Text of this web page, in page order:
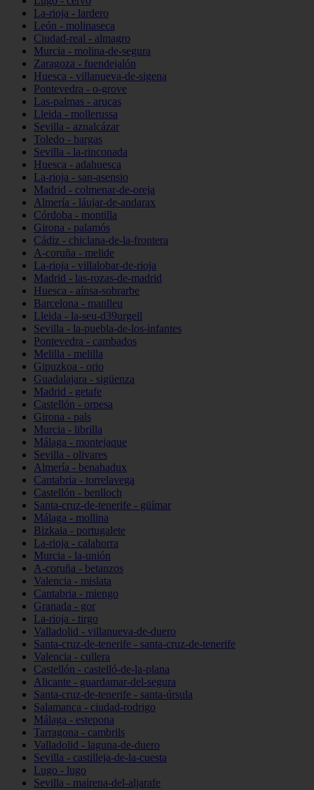
La-rioja - lardero
León - molinaseca
Ciudad-real - almagro
Murcia - molina-de-segura
Zaragoza - fuendejalón
Huesca - villanueva-de-sigena
Pontevedra - o-grove
Las-palmas - arucas
Lleida - mollerussa
Sevilla - aznalcázar
Toledo - bargas
Sevilla - la-rinconada
Huesca - adahuesca
La-rioja - san-asensio
Madrid - colmenar-de-oreja
Almería - láujar-de-andarax
Córdoba - montilla
Girona - palamós
Cádiz - chiclana-de-la-frontera
A-coruña - melide
La-rioja - villalobar-de-rioja
Madrid - las-rozas-de-madrid
Huesca - aínsa-sobrarbe
Barcelona - manlleu
Lleida - la-seu-d39urgell
Sevilla - la-puebla-de-los-infantes
Pontevedra - cambados
Melilla - melilla
Gipuzkoa - orio
Guadalajara - sigüenza
Madrid - getafe
Castellón - orpesa
Girona - pals
Murcia - librilla
Málaga - montejaque
Sevilla - olivares
Almería - benahadux
Cantabria - torrelavega
Castellón - benlloch
Santa-cruz-de-tenerife - güímar
Málaga - mollina
Bizkaia - portugalete
La-rioja - calahorra
Murcia - la-unión
A-coruña - betanzos
Valencia - mislata
Cantabria - miengo
Granada - gor
La-rioja - tirgo
Valladolid - villanueva-de-duero
Santa-cruz-de-tenerife - santa-cruz-de-tenerife
Valencia - cullera
Castellón - castelló-de-la-plana
Alicante - guardamar-del-segura
Santa-cruz-de-tenerife - santa-úrsula
Salamanca - ciudad-rodrigo
Málaga - estepona
Tarragona - cambrils
Valladolid - laguna-de-duero
Sevilla - castilleja-de-la-cuesta
Lugo - lugo
Sevilla - mairena-del-aljarafe